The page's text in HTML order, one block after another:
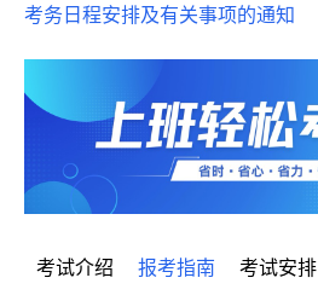
考务日程安排及有关事项的通知
考试介绍 报考指南 考试安排